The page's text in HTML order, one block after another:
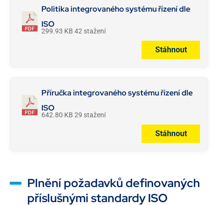
Politika integrovaného systému řízení dle
ISO
299.93 KB 42 stažení
Stáhnout
Příručka integrovaného systému řízení dle
ISO
642.80 KB 29 stažení
Stáhnout
Plnění požadavků definovaných
příslušnými standardy ISO